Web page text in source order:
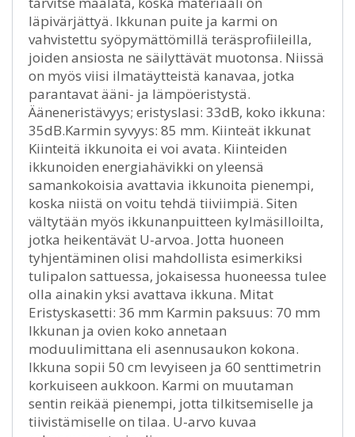
läpivärjättyä. Ikkunan puite ja karmi on
vahvistettu syöpymättömillä teräsprofiileilla,
joiden ansiosta ne säilyttävät muotonsa. Niissä
on myös viisi ilmatäytteistä kanavaa, jotka
parantavat ääni- ja lämpöeristystä.
Ääneneristävyys; eristyslasi: 33dB, koko ikkuna:
35dB.Karmin syvyys: 85 mm. Kiinteät ikkunat
Kiinteitä ikkunoita ei voi avata. Kiinteiden
ikkunoiden energiahävikki on yleensä
samankokoisia avattavia ikkunoita pienempi,
koska niistä on voitu tehdä tiiviimpiä. Siten
vältytään myös ikkunanpuitteen kylmäsilloilta,
jotka heikentävät U-arvoa. Jotta huoneen
tyhjentäminen olisi mahdollista esimerkiksi
tulipalon sattuessa, jokaisessa huoneessa tulee
olla ainakin yksi avattava ikkuna. Mitat
Eristyskasetti: 36 mm Karmin paksuus: 70 mm
Ikkunan ja ovien koko annetaan
moduulimittana eli asennusaukon kokona.
Ikkuna sopii 50 cm levyiseen ja 60 senttimetrin
korkuiseen aukkoon. Karmi on muutaman
sentin reikää pienempi, jotta tilkitsemiselle ja
tiivistämiselle on tilaa. U-arvo kuvaa